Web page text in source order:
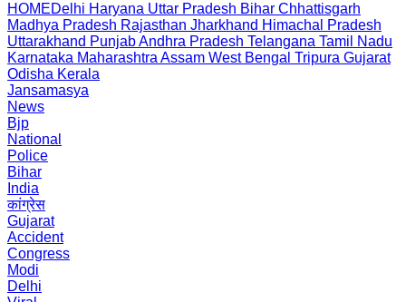
HOMEDelhi Haryana Uttar Pradesh Bihar Chhattisgarh
Madhya Pradesh Rajasthan Jharkhand Himachal Pradesh
Uttarakhand PunjabAndhra Pradesh Telangana Tamil Nadu
Karnataka Maharashtra Assam West Bengal Tripura Gujarat
Odisha Kerala
Jansamasya
News
Bjp
National
Police
Bihar
India
कांग्रेस
Gujarat
Accident
Congress
Modi
Delhi